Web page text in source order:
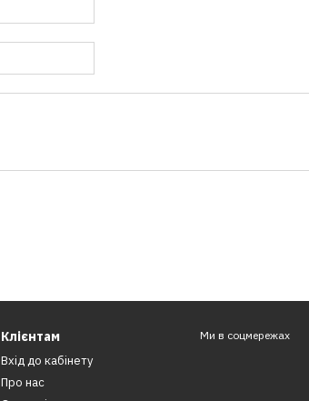
Клієнтам
Вхід до кабінету
Про нас
Ми в соцмережах